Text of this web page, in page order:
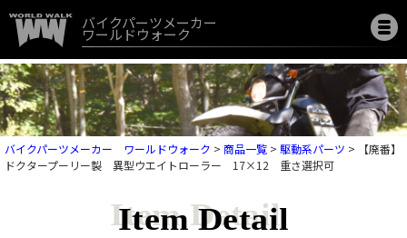
バイクパーツメーカー
ワールドウォーク
バイクパーツメーカー ワールドウォーク > 商品一覧 > 駆動系パーツ >
【廃番】
ドクタープーリー製 異型ウエイトローラー 17×12 重さ選択可
Item Detail